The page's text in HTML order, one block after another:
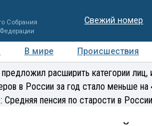
Собрания
Свежий номер
В мире Происшествия
Медиацентр
расширить категории
в России за год стало меньше на
Средняя пенсия по старости в